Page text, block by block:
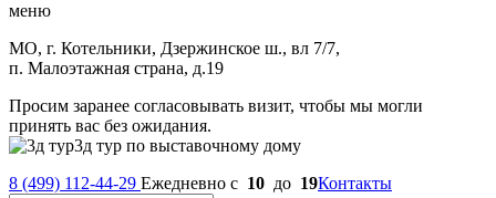
меню
МО, г. Котельники, Дзержинское ш., вл 7/7,
п. Малоэтажная страна, д.19
Просим заранее согласовывать визит, чтобы мы могли
принять вас без ожидания.
3д тур по выставочному дому
8 (499) 112-44-29 Ежедневно с 10 до 19Контакты